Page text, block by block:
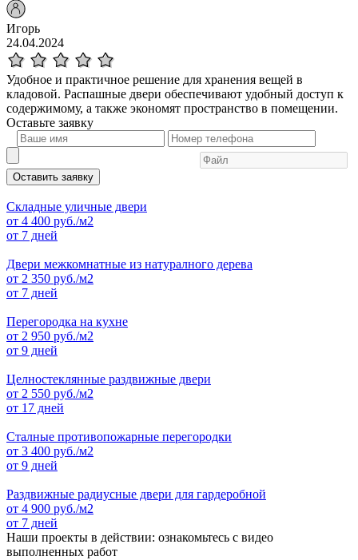
Игорь
24.04.2024
Удобное и практичное решение для хранения вещей в
кладовой. Распашные двери обеспечивают удобный доступ к
содержимому, а также экономят пространство в помещении.
Оставьте заявку
Оставить заявку
Складные уличные двери
от 4 400 руб./м2
от 7 дней
Двери межкомнатные из натуралного дерева
от 2 350 руб./м2
от 7 дней
Перегородка на кухне
от 2 950 руб./м2
от 9 дней
Целностеклянные раздвижные двери
от 2 550 руб./м2
от 17 дней
Сталные противопожарные перегородки
от 3 400 руб./м2
от 9 дней
Раздвижные радиусные двери для гардеробной
от 4 900 руб./м2
от 7 дней
Наши проекты в действии: ознакомьтесь с видео
выполненных работ